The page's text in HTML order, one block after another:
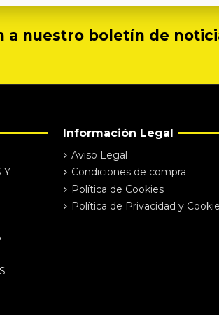
a nuestro boletín de
Y
Información Legal
Aviso Legal
Condiciones de compra
Política de Cookies
Política de Privacidad y